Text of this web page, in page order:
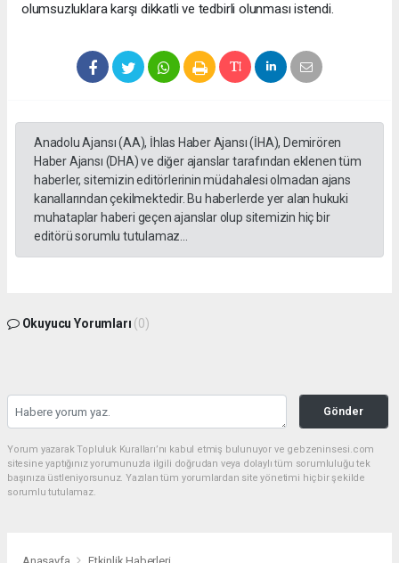
olumsuzluklara karşı dikkatli ve tedbirli olunması istendi.
Anadolu Ajansı (AA), İhlas Haber Ajansı (İHA), Demirören
Haber Ajansı (DHA) ve diğer ajanslar tarafından eklenen tüm
haberler, sitemizin editörlerinin müdahalesi olmadan ajans
kanallarından çekilmektedir. Bu haberlerde yer alan hukuki
muhataplar haberi geçen ajanslar olup sitemizin hiç bir
editörü sorumlu tutulamaz...
Okuyucu Yorumları (0)
Gönder
Yorum yazarak Topluluk Kuralları’nı kabul etmiş bulunuyor ve gebzeninsesi.com
sitesine yaptığınız yorumunuzla ilgili doğrudan veya dolaylı tüm sorumluluğu tek
başınıza üstleniyorsunuz. Yazılan tüm yorumlardan site yönetimi hiçbir şekilde
sorumlu tutulamaz.